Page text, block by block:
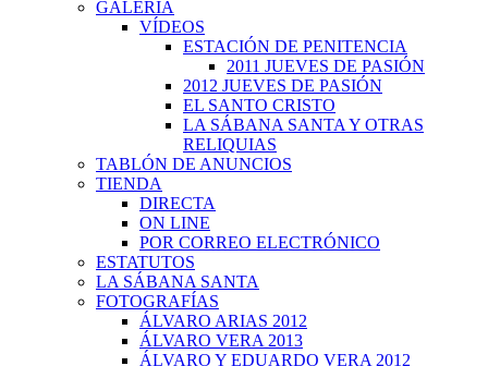
GALERÍA
VÍDEOS
ESTACIÓN DE PENITENCIA
2011 JUEVES DE PASIÓN
2012 JUEVES DE PASIÓN
EL SANTO CRISTO
LA SÁBANA SANTA Y OTRAS
RELIQUIAS
TABLÓN DE ANUNCIOS
TIENDA
DIRECTA
ON LINE
POR CORREO ELECTRÓNICO
ESTATUTOS
LA SÁBANA SANTA
FOTOGRAFÍAS
ÁLVARO ARIAS 2012
ÁLVARO VERA 2013
ÁLVARO Y EDUARDO VERA 2012